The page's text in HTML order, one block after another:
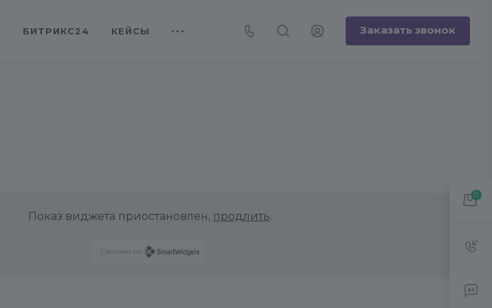
БИТРИКС24 КЕЙСЫ Заказать звонок
Показ виджета приостановлен, продлить.
Сделано на
0